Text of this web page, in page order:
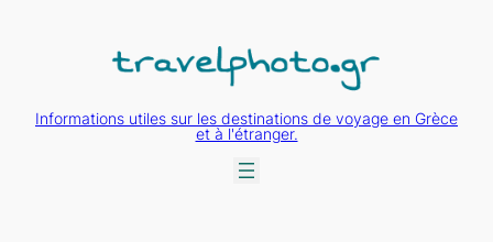
Informations utiles sur les destinations de voyage en Grèce
et à l'étranger.